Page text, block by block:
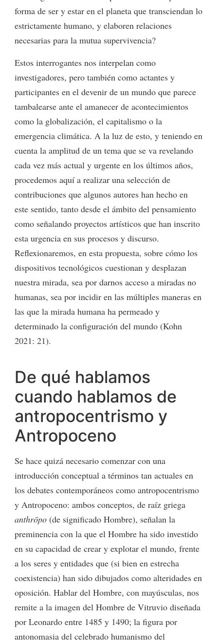
forma de ser y estar en el planeta que transciendan lo
estrictamente humano, y elaboren relaciones
necesarias para la mutua supervivencia?
Estos interrogantes nos interpelan como
investigadores, pero también como actantes y
participantes en el devenir de un mundo que parece
tambalearse ante el amanecer de acontecimientos
como la globalización, el capitalismo o la
emergencia climática. A la luz de esto, y teniendo en
cuenta la amplitud de un tema que se va revelando
cada vez más actual y urgente en los últimos años,
procedemos aquí a realizar una selección de
contribuciones que algunos autores han hecho en
este sentido, tanto desde el ámbito del pensamiento
como señalando proyectos artísticos que han inscrito
esta urgencia en sus procesos y discurso.
Reflexionaremos, en esta propuesta, sobre cómo los
dispositivos tecnológicos cuestionan y desplazan
nuestra mirada, sea por darnos acceso a miradas no
humanas, sea por incidir en las múltiples maneras en
las que la mirada humana ha permeado y
determinado la configuración del mundo (Kohn
2021: 21).
De qué hablamos
cuando hablamos de
antropocentrismo y
Antropoceno
Se hace quizá necesario comenzar con una
introducción conceptual a términos tan actuales en
los debates contemporáneos como antropocentrismo
y Antropoceno: ambos conceptos, de raíz griega
anthrōpo (de significado Hombre), señalan la
preminencia con la que el Hombre ha sido investido
en su capacidad de crear y explotar el mundo, frente
a los seres y entidades que (si bien en estrecha
coexistencia) han sido dibujados como alteridades en
oposición. Hablar del Hombre, con mayúsculas, nos
remite a la imagen del Hombre de Vitruvio diseñada
por Leonardo entre 1485 y 1490; la figura por
antonomasia del celebrado humanismo del